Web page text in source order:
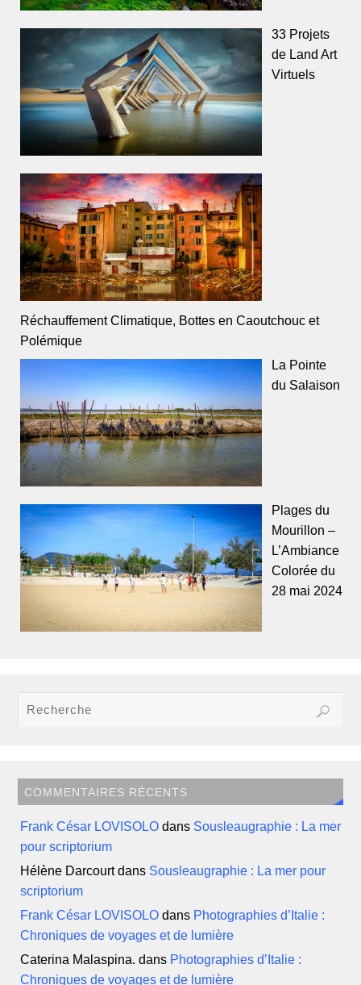
33 Projets
de Land Art
Virtuels
Réchauffement Climatique, Bottes en Caoutchouc et
Polémique
La Pointe
du Salaison
Plages du
Mourillon –
L’Ambiance
Colorée du
28 mai 2024
COMMENTAIRES RÉCENTS
Frank César LOVISOLO dans Sousleaugraphie : La mer
pour scriptorium
Hélène Darcourtdans Sousleaugraphie : La mer pour
scriptorium
Frank César LOVISOLO dans Photographies d’Italie :
Chroniques de voyages et de lumière
Caterina Malaspina. dans Photographies d’Italie :
Chroniques de voyages et de lumière